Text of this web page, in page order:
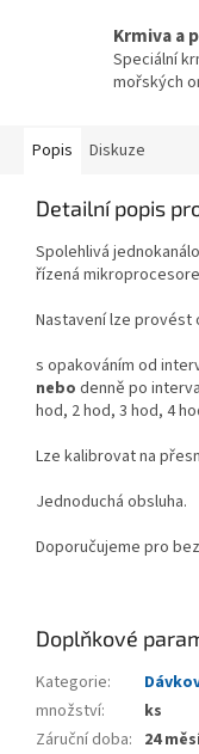
Krmiva a
Speciální
mořských
Popis Diskuze
Detailní popis
Spolehlivá
řízená
Nastavení lze provést
s opakováním od
nebo denně po
hod, 2 hod, 3 hod, 4
Lze kalibrovat na
Jednoduchá obsluha.
Doporučujeme pro
Doplňkové
Kategorie:
množství:
ks
Záruční doba: 24